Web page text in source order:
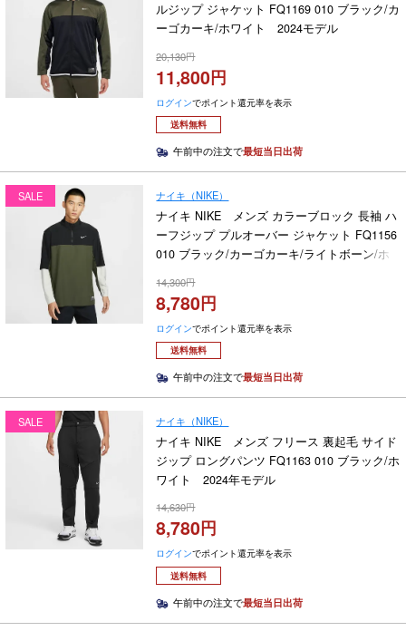
ルジップ ジャケット FQ1169 010 ブラック/カ
ーゴカーキ/ホワイト 2024モデル
20,130
11,800
ログインでポイント還元率を表示
送料無料
午前中の注文で最短当日出荷
SALE ナイキ（NIKE）
ナイキ NIKE メンズ カラーブロック 長袖 ハ
ーフジップ プルオーバー ジャケット FQ1156
010 ブラック/カーゴカーキ/ライトボーン/ホ
14,300
8,780
ログインでポイント還元率を表示
送料無料
午前中の注文で最短当日出荷
SALE ナイキ（NIKE）
ナイキ NIKE メンズ フリース 裏起毛 サイド
ジップ ロングパンツ FQ1163 010 ブラック/ホ
ワイト 2024年モデル
14,630
8,780
ログインでポイント還元率を表示
送料無料
午前中の注文で最短当日出荷